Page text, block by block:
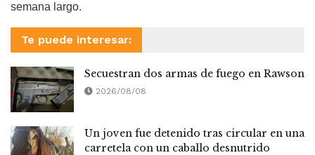
semana largo.
Te puede interesar:
Secuestran dos armas de fuego en Rawson
2026/08/08
Un joven fue detenido tras circular en una
carretela con un caballo desnutrido